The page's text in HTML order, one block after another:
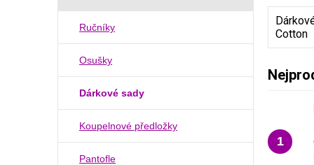
Cotton
1
Ručníky
Osušky
Dárkové sady
Koupelnové předložky
Pantofle